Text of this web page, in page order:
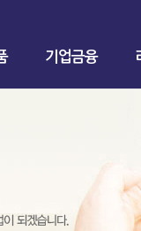
기업금융